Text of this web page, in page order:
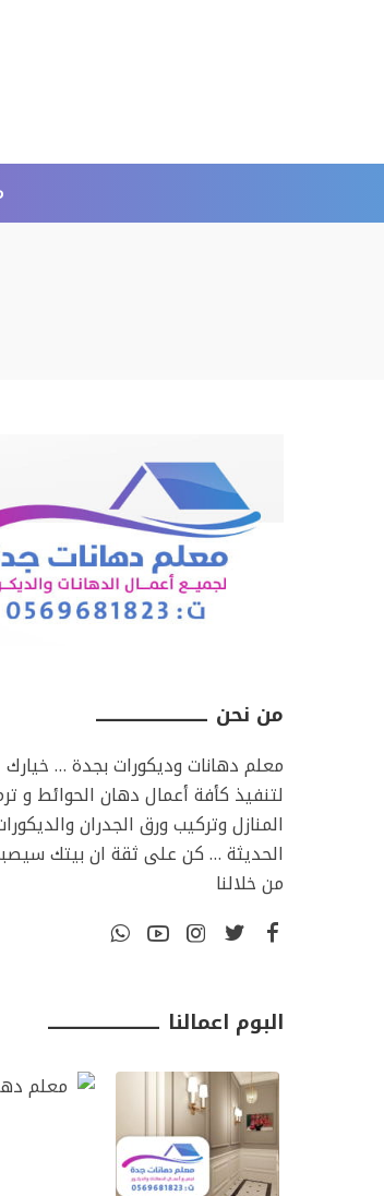
من نحن ـــــــــــــــــــــــــــــــــ
معلم دهانات وديكورات بجدة …
لتنفيذ كأفة أعمال دهان الحوائط و
المنازل وتركيب ورق الجدران
الحديثة … كن على ثقة ان بيتك
من خلالنا
البوم اعمالنا ـــــــــــــــــــــــــــــــــ